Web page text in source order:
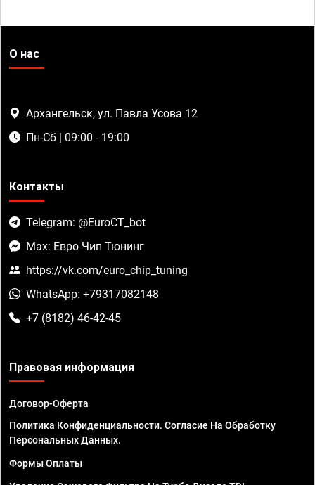
О нас
Архангельск, ул. Павла Усова 12
Пн-Сб | 09:00 - 19:00
Контакты
Telegram: @EuroCT_bot
Max: Евро Чип Тюнинг
https://vk.com/euro_chip_tuning
WhatsApp: +79317082148
+7 (8182) 46-42-45
Правовая информация
Договор-Оферта
Политика Конфиденциальности. Согласие На Обработку
Персональных Данных.
Формы Оплаты